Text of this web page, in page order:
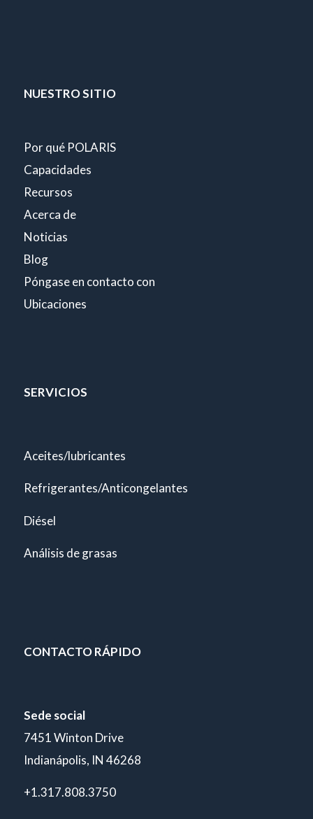
NUESTRO SITIO
Por qué POLARIS
Capacidades
Recursos
Acerca de
Noticias
Blog
Póngase en contacto con
Ubicaciones
SERVICIOS
Aceites/lubricantes
Refrigerantes/Anticongelantes
Diésel
Análisis de grasas
CONTACTO RÁPIDO
Sede social
7451 Winton Drive
Indianápolis, IN 46268
+1.317.808.3750